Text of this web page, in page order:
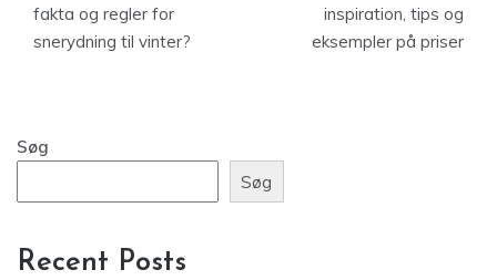
fakta og regler for
snerydning til vinter?
inspiration, tips og
eksempler på priser
Søg
Søg
Recent Posts